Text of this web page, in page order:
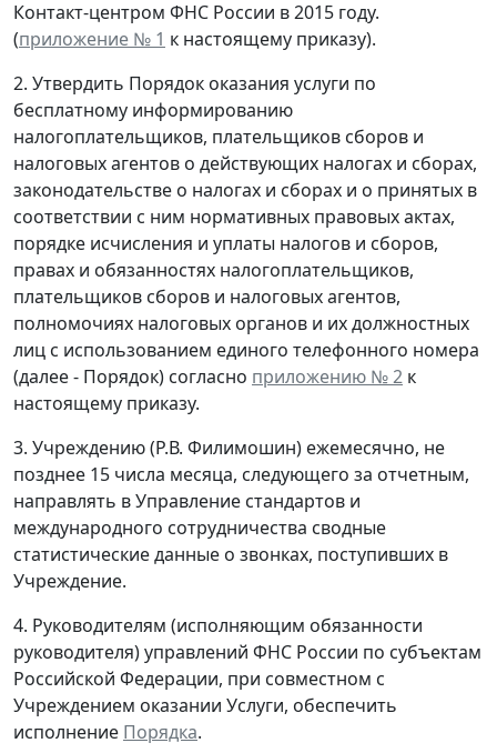
Контакт-центром ФНС России в 2015 году.
(приложение № 1 к настоящему приказу).
2. Утвердить Порядок оказания услуги по
бесплатному информированию
налогоплательщиков, плательщиков сборов и
налоговых агентов о действующих налогах и сборах,
законодательстве о налогах и сборах и о принятых в
соответствии с ним нормативных правовых актах,
порядке исчисления и уплаты налогов и сборов,
правах и обязанностях налогоплательщиков,
плательщиков сборов и налоговых агентов,
полномочиях налоговых органов и их должностных
лиц с использованием единого телефонного номера
(далее - Порядок) согласно приложению № 2 к
настоящему приказу.
3. Учреждению (Р.В. Филимошин) ежемесячно, не
позднее 15 числа месяца, следующего за отчетным,
направлять в Управление стандартов и
международного сотрудничества сводные
статистические данные о звонках, поступивших в
Учреждение.
4. Руководителям (исполняющим обязанности
руководителя) управлений ФНС России по субъектам
Российской Федерации, при совместном с
Учреждением оказании Услуги, обеспечить
исполнение Порядка.